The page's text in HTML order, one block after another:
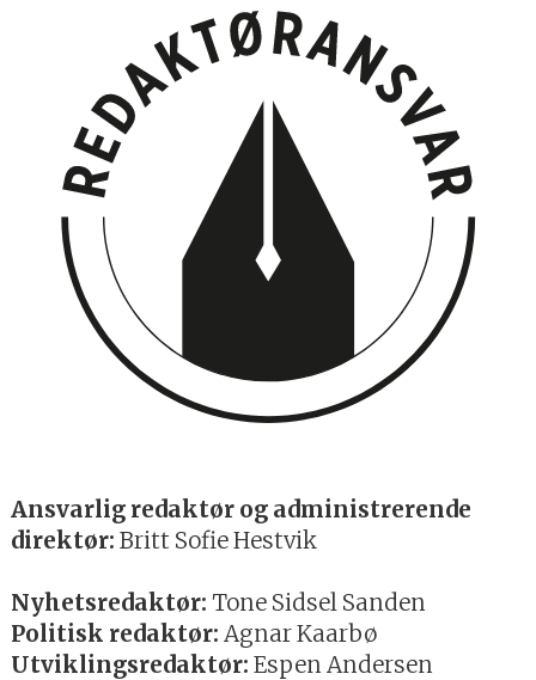
Ansvarlig redaktør og administrerende
direktør: Britt Sofie Hestvik
Nyhetsredaktør: Tone Sidsel Sanden
Politisk redaktør: Agnar Kaarbø
Utviklingsredaktør: Espen Andersen